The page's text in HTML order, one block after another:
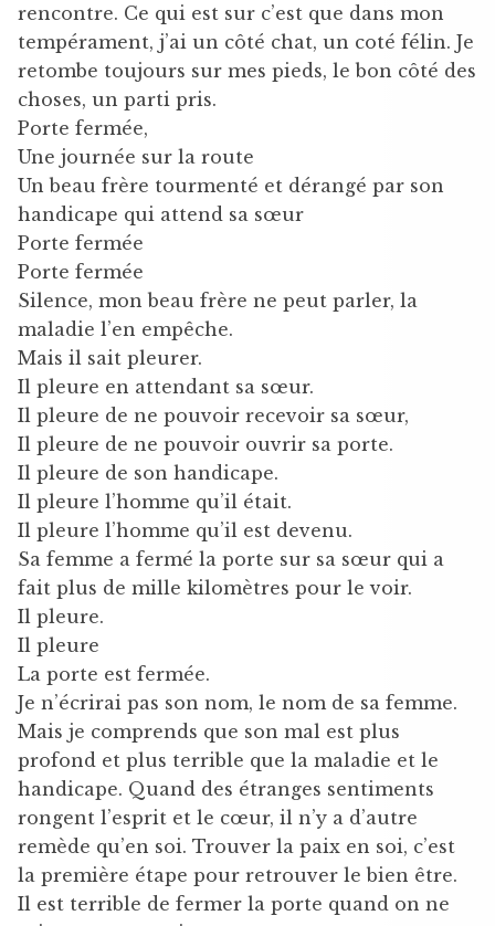
rencontre. Ce qui est sur c’est que dans mon
tempérament, j’ai un côté chat, un coté félin. Je
retombe toujours sur mes pieds, le bon côté des
choses, un parti pris.
Porte fermée,
Une journée sur la route
Un beau frère tourmenté et dérangé par son
handicape qui attend sa sœur
Porte fermée
Porte fermée
Silence, mon beau frère ne peut parler, la
maladie l’en empêche.
Mais il sait pleurer.
Il pleure en attendant sa sœur.
Il pleure de ne pouvoir recevoir sa sœur,
Il pleure de ne pouvoir ouvrir sa porte.
Il pleure de son handicape.
Il pleure l’homme qu’il était.
Il pleure l’homme qu’il est devenu.
Sa femme a fermé la porte sur sa sœur qui a
fait plus de mille kilomètres pour le voir.
Il pleure.
Il pleure
La porte est fermée.
Je n’écrirai pas son nom, le nom de sa femme.
Mais je comprends que son mal est plus
profond et plus terrible que la maladie et le
handicape. Quand des étranges sentiments
rongent l’esprit et le cœur, il n’y a d’autre
remède qu’en soi. Trouver la paix en soi, c’est
la première étape pour retrouver le bien être.
Il est terrible de fermer la porte quand on ne